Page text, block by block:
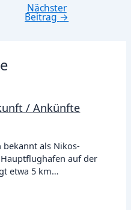
Nächster
Beitrag→
/ Ankünfte
als Nikos-
auf der
etwa 5 km…